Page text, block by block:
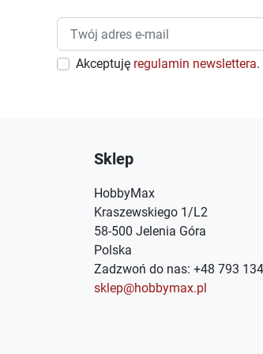
Akceptuję regulamin newslettera.
Sklep
HobbyMax
Kraszewskiego 1/L2
58-500 Jelenia Góra
Polska
Zadzwoń do nas: +48 793
sklep@hobbymax.pl